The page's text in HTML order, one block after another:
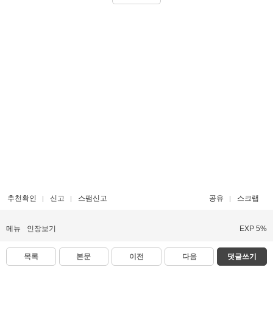
추천확인 신고 스팸신고 공유 스크랩
메뉴 인장보기 EXP 5%
목록 본문 이전 다음 댓글쓰기